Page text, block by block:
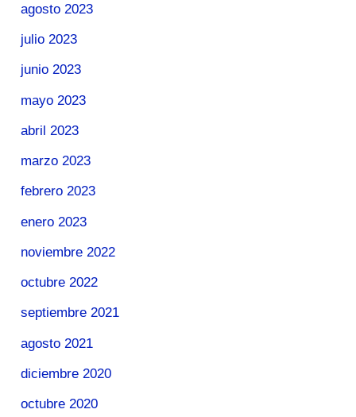
agosto 2023
julio 2023
junio 2023
mayo 2023
abril 2023
marzo 2023
febrero 2023
enero 2023
noviembre 2022
octubre 2022
septiembre 2021
agosto 2021
diciembre 2020
octubre 2020